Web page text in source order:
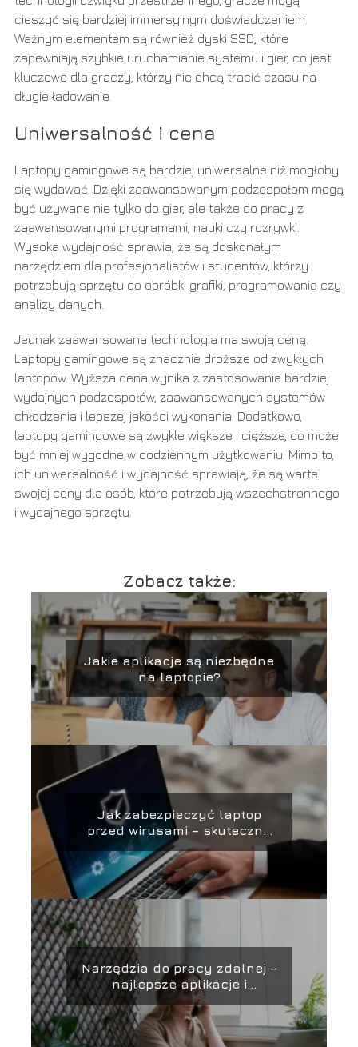
cieszyć się bardziej immersyjnym doświadczeniem.
Ważnym elementem są również dyski SSD, które
zapewniają szybkie uruchamianie systemu i gier, co jest
kluczowe dla graczy, którzy nie chcą tracić czasu na
długie ładowanie.
Uniwersalność i cena
Laptopy gamingowe są bardziej uniwersalne niż mogłoby
się wydawać. Dzięki zaawansowanym podzespołom mogą
być używane nie tylko do gier, ale także do pracy z
zaawansowanymi programami, nauki czy rozrywki.
Wysoka wydajność sprawia, że są doskonałym
narzędziem dla profesjonalistów i studentów, którzy
potrzebują sprzętu do obróbki grafiki, programowania czy
analizy danych.
Jednak zaawansowana technologia ma swoją cenę.
Laptopy gamingowe są znacznie droższe od zwykłych
laptopów. Wyższa cena wynika z zastosowania bardziej
wydajnych podzespołów, zaawansowanych systemów
chłodzenia i lepszej jakości wykonania. Dodatkowo,
laptopy gamingowe są zwykle większe i cięższe, co może
być mniej wygodne w codziennym użytkowaniu. Mimo to,
ich uniwersalność i wydajność sprawiają, że są warte
swojej ceny dla osób, które potrzebują wszechstronnego
i wydajnego sprzętu.
Zobacz także:
Jakie aplikacje są niezbędne
na laptopie?
Jak zabezpieczyć laptop
przed wirusami – skuteczne
metody ochrony i
zabezpieczania danych
Narzędzia do pracy zdalnej –
najlepsze aplikacje i
platformy